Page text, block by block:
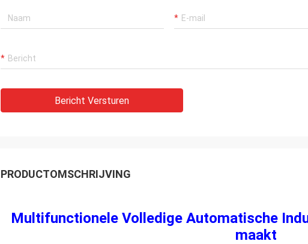
Bericht Versturen
PRODUCTOMSCHRIJVING
Multifunctionele Volledige Automatische
maakt